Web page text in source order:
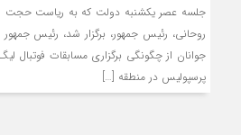
جلسه عصر یکشنبه دولت که به ریاست حجت
روحانی، رئیس جمهور، برگزار شد، رئیس
جوانان از چگونگی برگزاری مسابقات فوتبال
پرسپولیس در منطقه […]